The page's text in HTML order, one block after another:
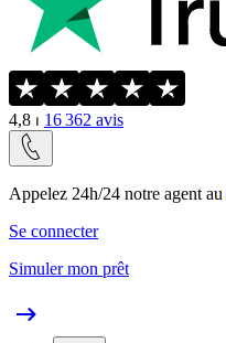
4,8 ⏐ 16 362 avis
Appelez 24h/24 notre agent au
Se connecter
Simuler mon prêt